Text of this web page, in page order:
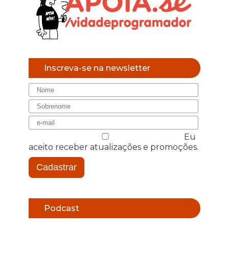
Inscreva-se na newsletter
Eu
aceito receber atualizações e promoções.
Cadastrar
Podcast